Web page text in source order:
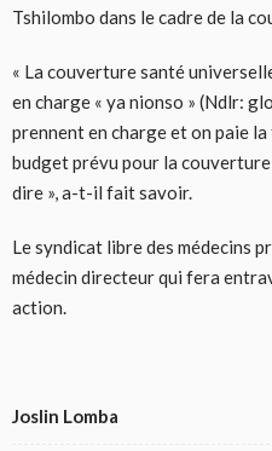
Tshilombo dans le cadre de la
« La couverture santé
en charge « ya nionso » (Ndlr:
prennent en charge et on paie la
budget prévu pour la
dire », a-t-il fait savoir.
Le syndicat libre des médecins
médecin directeur qui fera
action.
Joslin Lomba